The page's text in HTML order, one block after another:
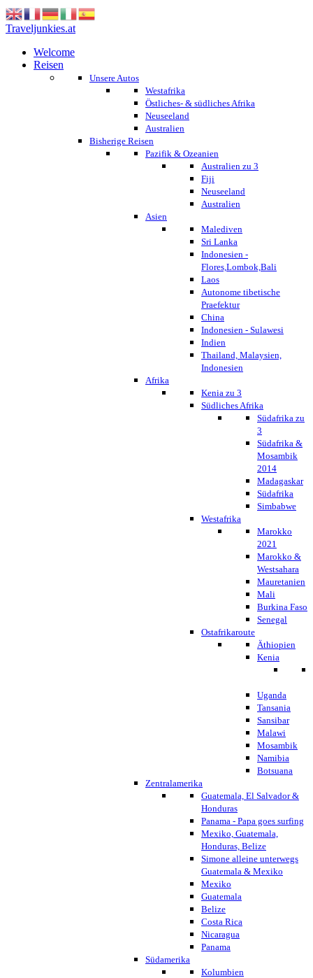
Traveljunkies.at
Welcome
Reisen
Unsere Autos
Westafrika
Östliches- & südliches Afrika
Neuseeland
Australien
Bisherige Reisen
Pazifik & Ozeanien
Australien zu 3
Fiji
Neuseeland
Australien
Asien
Malediven
Sri Lanka
Indonesien -
Flores,Lombok,Bali
Laos
Autonome tibetische
Praefektur
China
Indonesien - Sulawesi
Indien
Thailand, Malaysien,
Indonesien
Afrika
Kenia zu 3
Südliches Afrika
Südafrika zu
3
Südafrika &
Mosambik
2014
Madagaskar
Südafrika
Simbabwe
Westafrika
Marokko
2021
Marokko &
Westsahara
Mauretanien
Mali
Burkina Faso
Senegal
Ostafrikaroute
Äthiopien
Kenia
Uganda
Tansania
Sansibar
Malawi
Mosambik
Namibia
Botsuana
Zentralamerika
Guatemala, El Salvador &
Honduras
Panama - Papa goes surfing
Mexiko, Guatemala,
Honduras, Belize
Simone alleine unterwegs
Guatemala & Mexiko
Mexiko
Guatemala
Belize
Costa Rica
Nicaragua
Panama
Südamerika
Kolumbien